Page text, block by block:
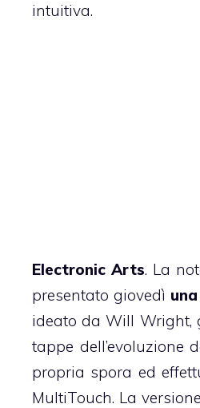
intuitiva.
Electronic Arts. La
presentato giovedì
ideato daWill Wright,
tappe dell’evoluzione
propria spora ed
MultiTouch. La